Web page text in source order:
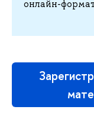
онлайн-